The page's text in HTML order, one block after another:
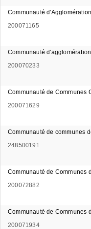
Communauté
200071165
Communauté
200070233
Communauté de Communes
200071629
Communauté de communes
248500191
Communauté de Communes
200072882
Communauté de Communes
200071934